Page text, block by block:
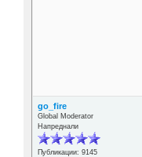
go_fire
Global Moderator
Напреднали
Публикации: 9145